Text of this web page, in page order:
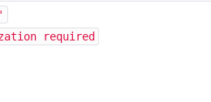
required